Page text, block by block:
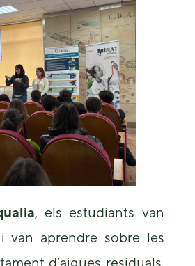
, els estudiants van
van aprendre sobre les
d’aigües residuals.
Experience
our website